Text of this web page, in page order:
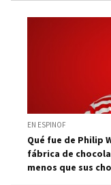
EN ESPINOF
Qué fue de Philip
fábrica de
menos que sus